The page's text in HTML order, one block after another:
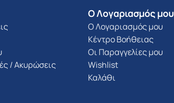
/ Ακυρώσεις
Ο Λογαριασμός μου
Ο Λογαριασμός μου
Κέντρο Βοήθειας
Οι Παραγγελίες μου
Wishlist
Καλάθι